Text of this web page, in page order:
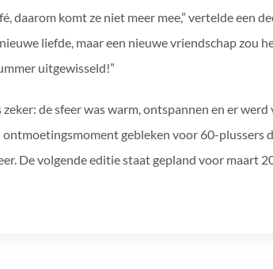
daarom komt ze niet meer mee,” vertelde een
liefde, maar een nieuwe vriendschap zou
uitgewisseld!”
zeker: de sfeer was warm, ontspannen en er
gebleken voor 60-plussers
De volgende editie staat gepland voor maart